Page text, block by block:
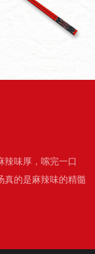
辣味厚，嗦完一口
真的是麻辣味的精髓